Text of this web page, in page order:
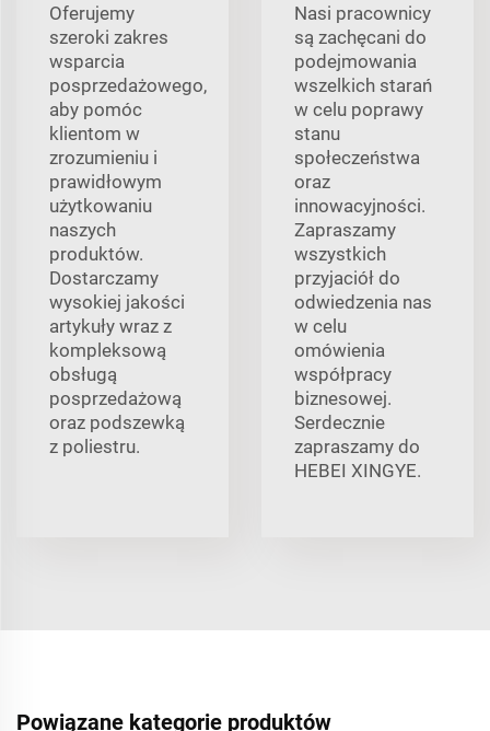
Oferujemy
szeroki zakres
wsparcia
posprzedażowego,
aby pomóc
klientom w
zrozumieniu i
prawidłowym
użytkowaniu
naszych
produktów.
Dostarczamy
wysokiej jakości
artykuły wraz z
kompleksową
obsługą
posprzedażową
oraz podszewką
z poliestru.
Nasi pracownicy
są zachęcani do
podejmowania
wszelkich starań
w celu poprawy
stanu
społeczeństwa
oraz
innowacyjności.
Zapraszamy
wszystkich
przyjaciół do
odwiedzenia nas
w celu
omówienia
współpracy
biznesowej.
Serdecznie
zapraszamy do
HEBEI XINGYE.
Powiązane kategorie produktów